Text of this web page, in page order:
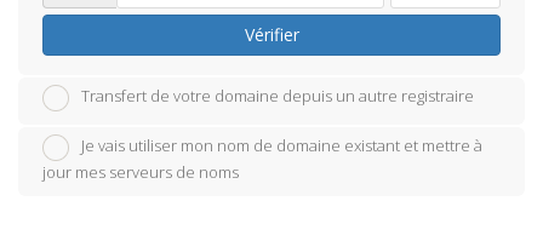
Vérifier
Transfert de votre domaine depuis un autre registraire
Je vais utiliser mon nom de domaine existant et mettre à
jour mes serveurs de noms